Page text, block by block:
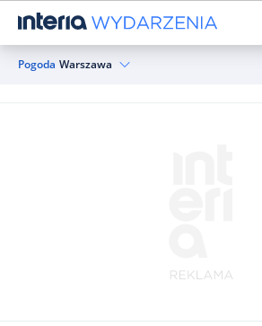
Pogoda Warszawa